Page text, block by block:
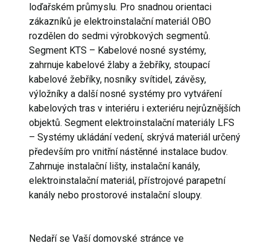
loďařském průmyslu. Pro snadnou orientaci
zákazníků je elektroinstalační materiál OBO
rozdělen do sedmi výrobkových segmentů.
Segment KTS – Kabelové nosné systémy,
zahrnuje kabelové žlaby a žebříky, stoupací
kabelové žebříky, nosníky svítidel, závěsy,
výložníky a další nosné systémy pro vytváření
kabelových tras v interiéru i exteriéru nejrůznějších
objektů. Segment elektroinstalační materiály LFS
– Systémy ukládání vedení, skrývá materiál určený
především pro vnitřní nástěnné instalace budov.
Zahrnuje instalační lišty, instalační kanály,
elektroinstalační materiál, přístrojové parapetní
kanály nebo prostorové instalační sloupy.
Nedaří se Vaší domovské stránce ve